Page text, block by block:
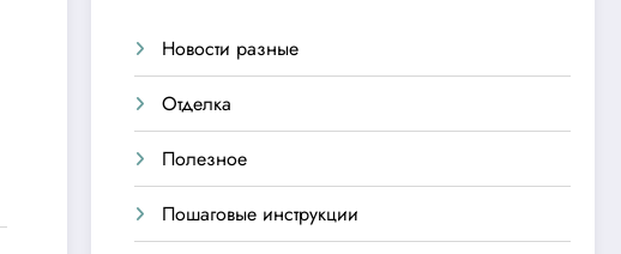
Новости разные
Отделка
Полезное
Пошаговые инструкции